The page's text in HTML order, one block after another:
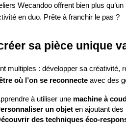
Wecandoo offrent bien plus
en duo. Prête à franchir le pas ?
sa pièce unique
multiples : développer sa créativité,
où l’on se reconnecte avec des
à utiliser une machine à
un objet en ajoutant
des techniques éco-